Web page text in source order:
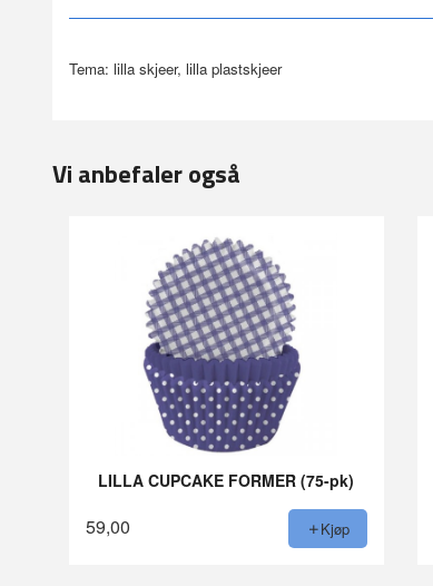
Tema: lilla skjeer, lilla plastskjeer
Vi anbefaler også
LILLA CUPCAKE FORMER (75-pk)
59,00 Kjøp